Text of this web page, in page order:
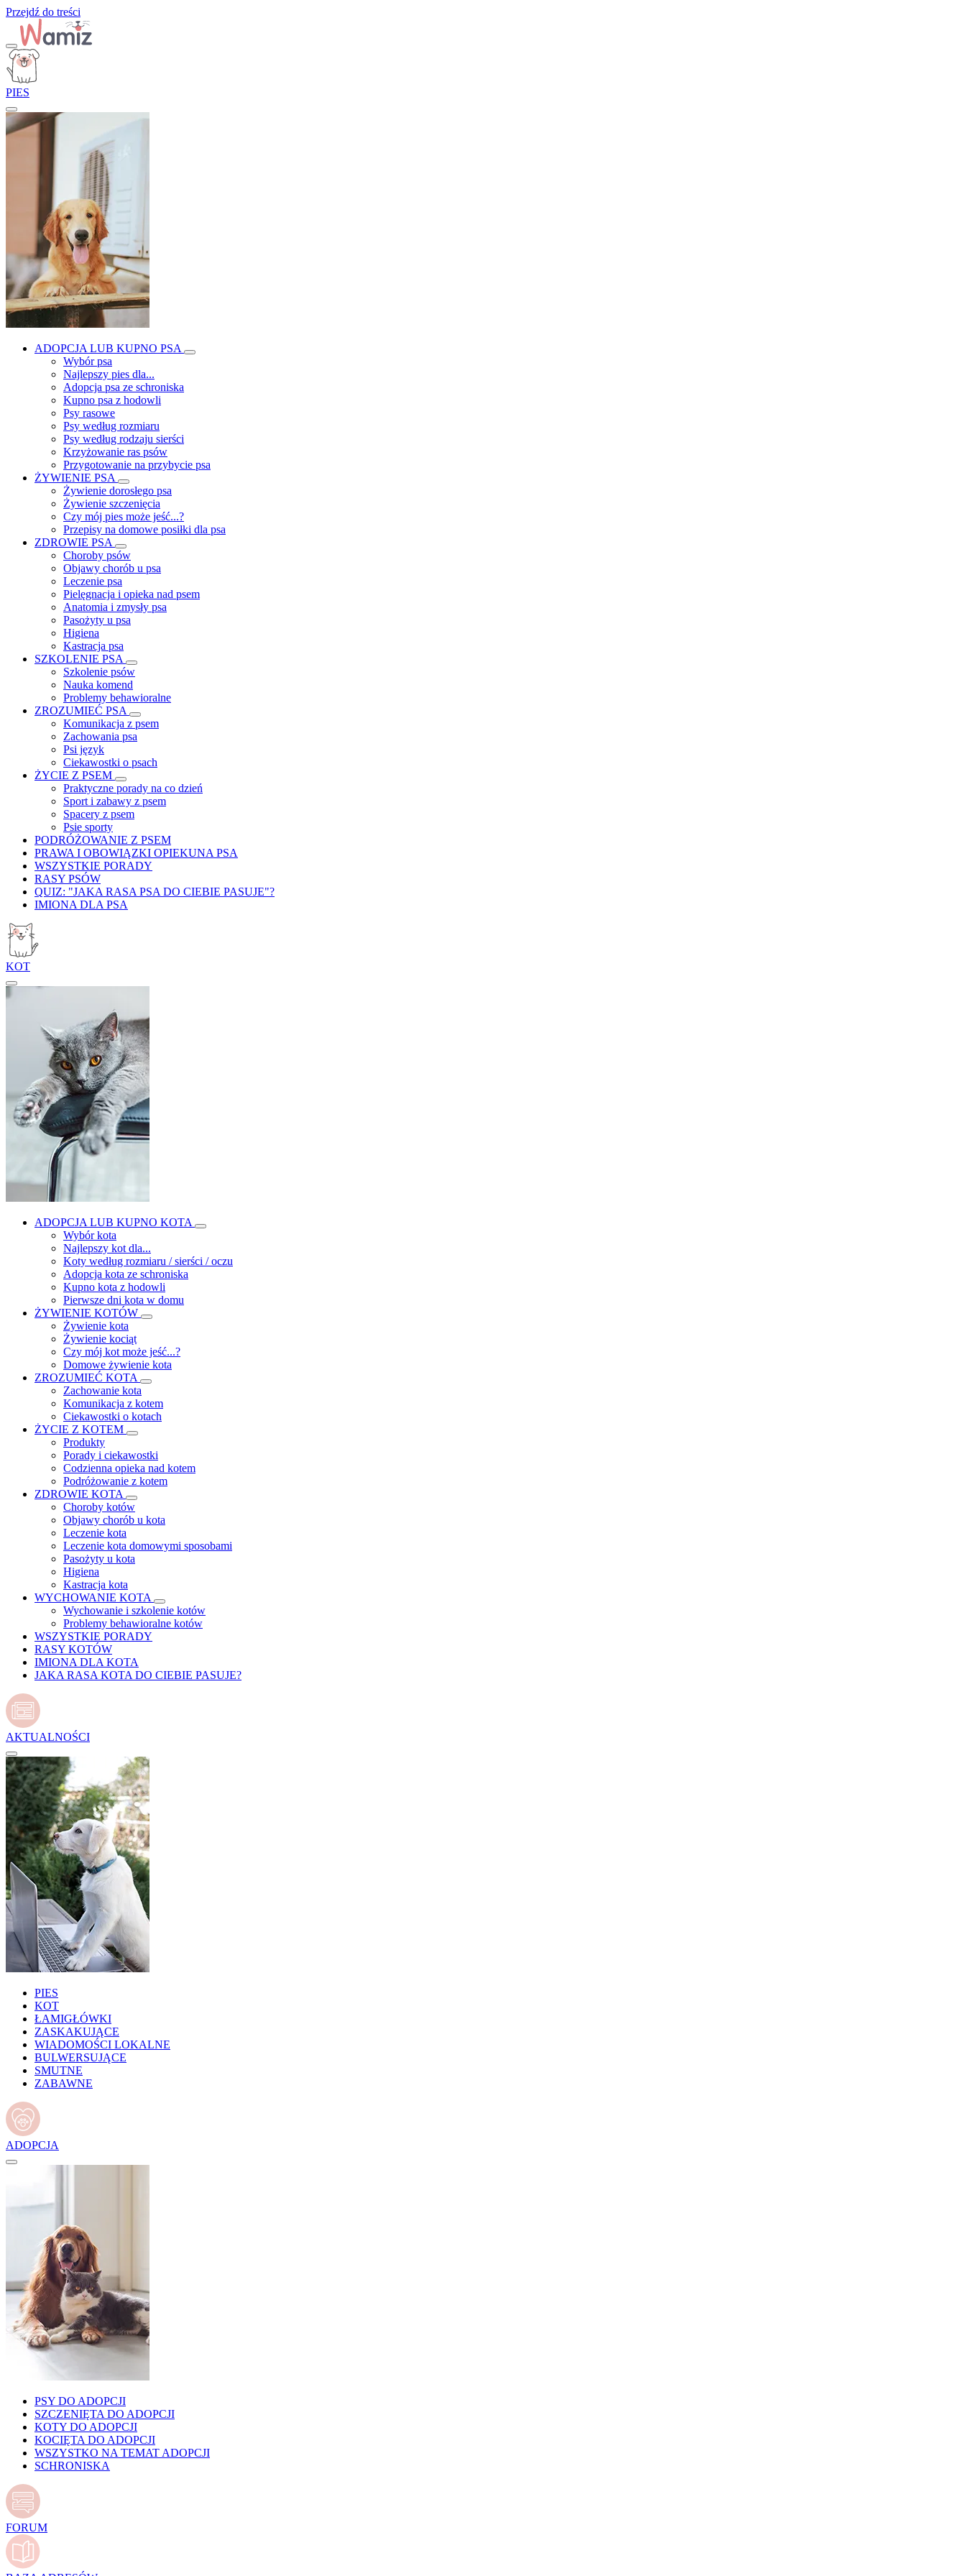
Przejdź do treści
PIES
ADOPCJA LUB KUPNO PSA
Wybór psa
Najlepszy pies dla...
Adopcja psa ze schroniska
Kupno psa z hodowli
Psy rasowe
Psy według rozmiaru
Psy według rodzaju sierści
Krzyżowanie ras psów
Przygotowanie na przybycie psa
ŻYWIENIE PSA
Żywienie dorosłego psa
Żywienie szczenięcia
Czy mój pies może jeść...?
Przepisy na domowe posiłki dla psa
ZDROWIE PSA
Choroby psów
Objawy chorób u psa
Leczenie psa
Pielęgnacja i opieka nad psem
Anatomia i zmysły psa
Pasożyty u psa
Higiena
Kastracja psa
SZKOLENIE PSA
Szkolenie psów
Nauka komend
Problemy behawioralne
ZROZUMIEĆ PSA
Komunikacja z psem
Zachowania psa
Psi język
Ciekawostki o psach
ŻYCIE Z PSEM
Praktyczne porady na co dzień
Sport i zabawy z psem
Spacery z psem
Psie sporty
PODRÓŻOWANIE Z PSEM
PRAWA I OBOWIĄZKI OPIEKUNA PSA
WSZYSTKIE PORADY
RASY PSÓW
QUIZ: "JAKA RASA PSA DO CIEBIE PASUJE"?
IMIONA DLA PSA
KOT
ADOPCJA LUB KUPNO KOTA
Wybór kota
Najlepszy kot dla...
Koty według rozmiaru / sierści / oczu
Adopcja kota ze schroniska
Kupno kota z hodowli
Pierwsze dni kota w domu
ŻYWIENIE KOTÓW
Żywienie kota
Żywienie kociąt
Czy mój kot może jeść...?
Domowe żywienie kota
ZROZUMIEĆ KOTA
Zachowanie kota
Komunikacja z kotem
Ciekawostki o kotach
ŻYCIE Z KOTEM
Produkty
Porady i ciekawostki
Codzienna opieka nad kotem
Podróżowanie z kotem
ZDROWIE KOTA
Choroby kotów
Objawy chorób u kota
Leczenie kota
Leczenie kota domowymi sposobami
Pasożyty u kota
Higiena
Kastracja kota
WYCHOWANIE KOTA
Wychowanie i szkolenie kotów
Problemy behawioralne kotów
WSZYSTKIE PORADY
RASY KOTÓW
IMIONA DLA KOTA
JAKA RASA KOTA DO CIEBIE PASUJE?
AKTUALNOŚCI
PIES
KOT
ŁAMIGŁÓWKI
ZASKAKUJĄCE
WIADOMOŚCI LOKALNE
BULWERSUJĄCE
SMUTNE
ZABAWNE
ADOPCJA
PSY DO ADOPCJI
SZCZENIĘTA DO ADOPCJI
KOTY DO ADOPCJI
KOCIĘTA DO ADOPCJI
WSZYSTKO NA TEMAT ADOPCJI
SCHRONISKA
FORUM